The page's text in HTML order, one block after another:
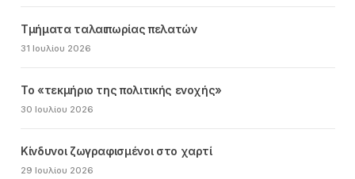
Τμήματα ταλαιπωρίας πελατών
31 Ιουλίου 2026
Το «τεκμήριο της πολιτικής ενοχής»
30 Ιουλίου 2026
Κίνδυνοι ζωγραφισμένοι στο χαρτί
29 Ιουλίου 2026